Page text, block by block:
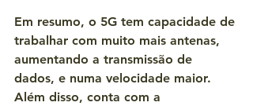
Em resumo, o 5G tem capacidade de
trabalhar com muito mais antenas,
aumentando a transmissão de
dados, e numa velocidade maior.
Além disso, conta com a